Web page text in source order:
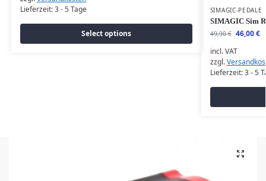
Lieferzeit:3 - 5 Tage
Select options
SIMAGIC-PEDALE
SIMAGIC Sim
49,90€ 46,00€
incl. VAT
zzgl.
Lieferzeit:3 - 5